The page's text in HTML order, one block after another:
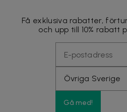
Få exklusiva rabatter,
och upp till 10% rabatt
Gå med!